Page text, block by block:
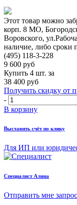
Этот товар можно
корп. 8 МО,
Воровского,
наличие, либо сроки
(495) 118-3-228
9 600 руб
Купить 4 шт. за
38 400 руб
Получить скидку от
-
В корзину
Выставить счёт по клику
Для ИП или
Cпециалист Алина
Отправить мне запрос